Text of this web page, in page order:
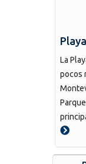
La
pocos